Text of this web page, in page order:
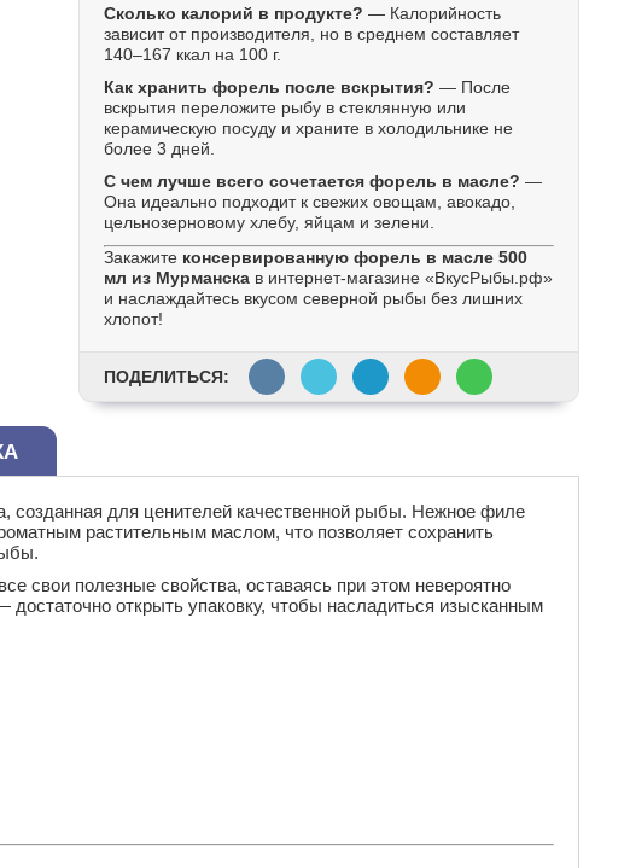
Сколько калорий в продукте? — Калорийность
зависит от производителя, но в среднем составляет
140–167 ккал на 100 г.
Как хранить форель после вскрытия? — После
вскрытия переложите рыбу в стеклянную или
керамическую посуду и храните в холодильнике не
более 3 дней.
С чем лучше всего сочетается форель в масле? —
Она идеально подходит к свежих овощам, авокадо,
цельнозерновому хлебу, яйцам и зелени.
Закажите консервированную форель в масле 500
мл из Мурманска в интернет-магазине «ВкусРыбы.рф»
и наслаждайтесь вкусом северной рыбы без лишних
хлопот!
ПОДЕЛИТЬСЯ:
созданная для ценителей качественной рыбы. Нежное филе
растительным маслом, что позволяет сохранить
свои полезные свойства, оставаясь при этом невероятно
открыть упаковку, чтобы насладиться изысканным